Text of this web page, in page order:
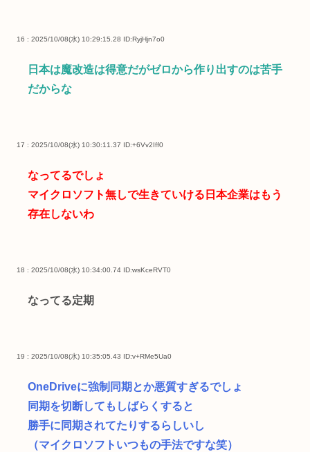
16 : 2025/10/08(水) 10:29:15.28 ID:RyjHjn7o0
日本は魔改造は得意だがゼロから作り出すのは苦手
だからな
17 : 2025/10/08(水) 10:30:11.37 ID:+6Vv2Iff0
なってるでしょ
マイクロソフト無しで生きていける日本企業はもう
存在しないわ
18 : 2025/10/08(水) 10:34:00.74 ID:wsKceRVT0
なってる定期
19 : 2025/10/08(水) 10:35:05.43 ID:v+RMe5Ua0
OneDriveに強制同期とか悪質すぎるでしょ
同期を切断してもしばらくすると
勝手に同期されてたりするらしいし
（マイクロソフトいつもの手法ですな笑）